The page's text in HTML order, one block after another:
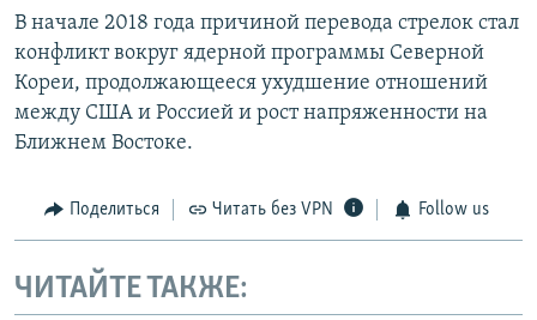
В начале 2018 года причиной перевода стрелок стал
конфликт вокруг ядерной программы Северной
Кореи, продолжающееся ухудшение отношений
между США и Россией и рост напряженности на
Ближнем Востоке.
Поделиться Читать без VPN Follow us
ЧИТАЙТЕ ТАКЖЕ: